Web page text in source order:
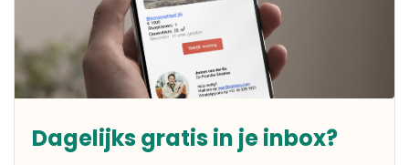
Dagelijks gratis in je inbox?